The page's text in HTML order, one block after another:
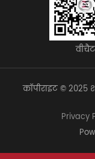
वीचैट
कॉपीराइट © 2025
Privacy